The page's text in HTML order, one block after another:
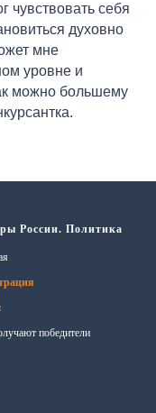
чувствовать себя
духовно
мне
уровне и
можно большему
России. Политика
победители